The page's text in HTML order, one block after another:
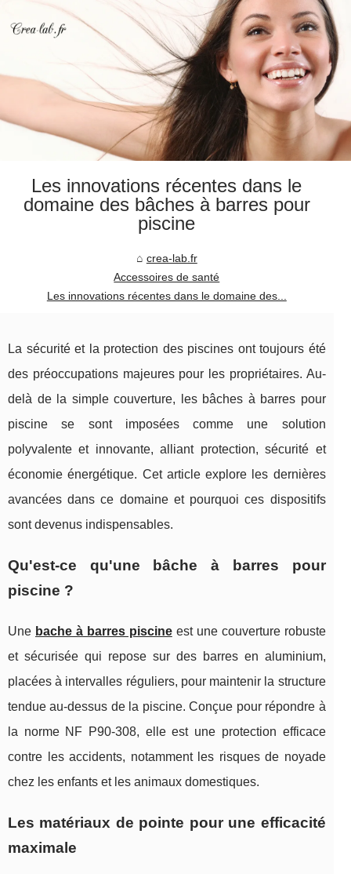
Les innovations récentes dans le
domaine des bâches à barres pour
piscine
crea-lab.fr
Accessoires de santé
Les innovations récentes dans le domaine des...
La sécurité et la protection des piscines ont toujours été
des préoccupations majeures pour les propriétaires. Au-
delà de la simple couverture, les bâches à barres pour
piscine se sont imposées comme une solution
polyvalente et innovante, alliant protection, sécurité et
économie énergétique. Cet article explore les dernières
avancées dans ce domaine et pourquoi ces dispositifs
sont devenus indispensables.
Qu'est-ce qu'une bâche à barres pour
piscine ?
Une bache à barres piscineest une couverture robuste
et sécurisée qui repose sur des barres en aluminium,
placées à intervalles réguliers, pour maintenir la structure
tendue au-dessus de la piscine. Conçue pour répondre à
la norme NF P90-308, elle est une protection efficace
contre les accidents, notamment les risques de noyade
chez les enfants et les animaux domestiques.
Les matériaux de pointe pour une efficacité
maximale